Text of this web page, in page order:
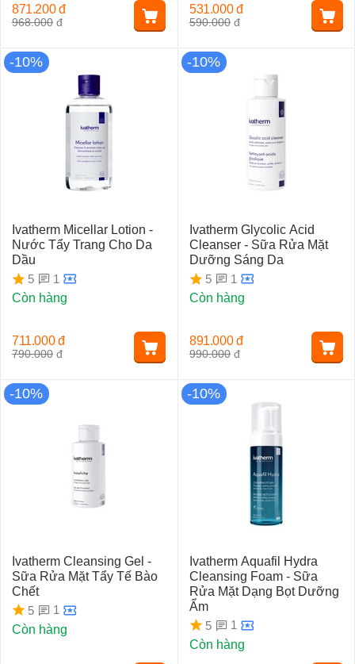
968.000 đ
871.200 đ
590.000 đ
531.000 đ
-10%
Ivatherm Micellar Lotion -
Nước Tẩy Trang Cho Da
Dầu
5
1
Còn hàng
790.000 đ
711.000 đ
-10%
Ivatherm Glycolic Acid
Cleanser - Sữa Rửa Mặt
Dưỡng Sáng Da
5
1
Còn hàng
990.000 đ
891.000 đ
-10%
Ivatherm Cleansing Gel -
Sữa Rửa Mặt Tẩy Tế Bào
Chết
5
1
Còn hàng
-10%
Ivatherm Aquafil Hydra
Cleansing Foam - Sữa
Rửa Mặt Dạng Bọt Dưỡng
Ẩm
5
1
Còn hàng